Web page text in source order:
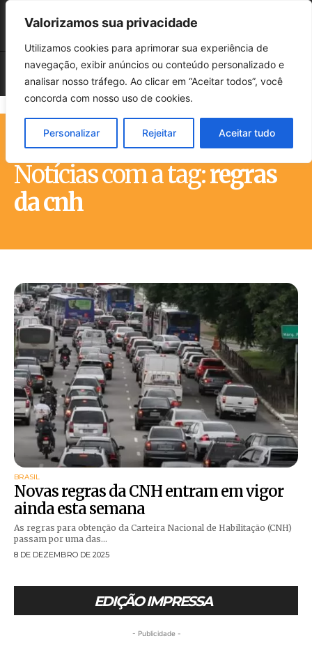
Valorizamos sua privacidade
Utilizamos cookies para aprimorar sua experiência de
navegação, exibir anúncios ou conteúdo personalizado e
analisar nosso tráfego. Ao clicar em “Aceitar todos”, você
concorda com nosso uso de cookies.
Personalizar Rejeitar Aceitar tudo
Notícias com a tag:regras
da cnh
BRASIL
Novas regras da CNH entram em vigor
ainda esta semana
As regras para obtenção da Carteira Nacional de Habilitação (CNH)
passam por uma das...
8 DE DEZEMBRO DE 2025
EDIÇÃO IMPRESSA
- Publicidade -